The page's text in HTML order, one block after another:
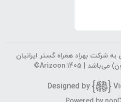
پیشرفته
شرکت بهراد همراه گستر ایرانیان
می‌باشد | ©Arizoon 1405
Designed by Vi